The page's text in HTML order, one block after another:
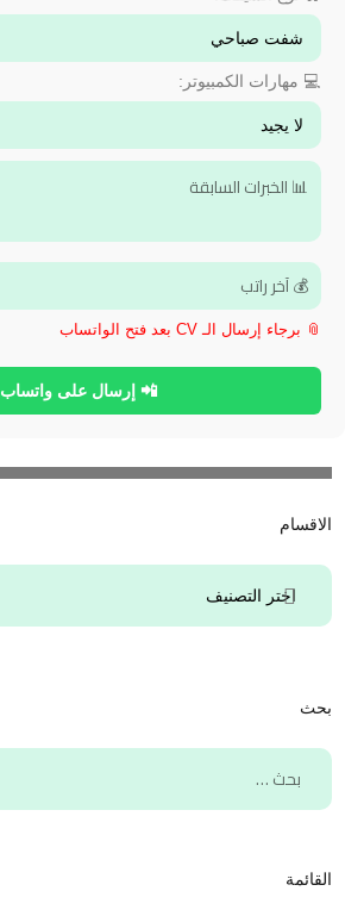
💻 مهارات الكمبيوتر:
📎 برجاء إرسال الـ CV بعد فتح الواتساب
📲 إرسال على واتساب
الاقسام
بحث
القائمة